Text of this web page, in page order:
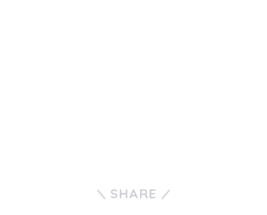
SHARE